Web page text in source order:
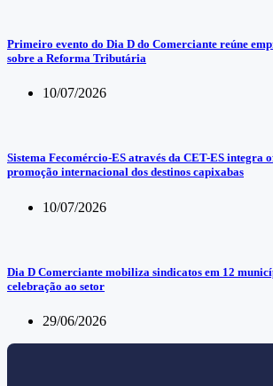
Primeiro evento do Dia D do Comerciante reúne
sobre a Reforma Tributária
10/07/2026
Sistema Fecomércio-ES através da CET-ES integra
promoção internacional dos destinos capixabas
10/07/2026
Dia D Comerciante mobiliza sindicatos em 12
celebração ao setor
29/06/2026